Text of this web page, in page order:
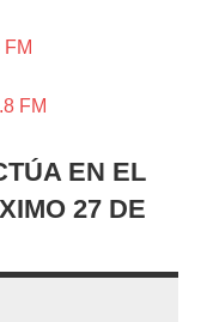
y Radio en el Medio
EN EL
27 DE